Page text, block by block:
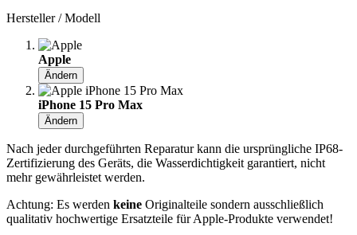
Hersteller / Modell
Apple
Ändern
iPhone 15 Pro Max
Ändern
Nach jeder durchgeführten Reparatur kann die ursprüngliche IP68-
Zertifizierung des Geräts, die Wasserdichtigkeit garantiert, nicht
mehr gewährleistet werden.
Achtung: Es werden keine Originalteile sondern ausschließlich
qualitativ hochwertige Ersatzteile für Apple-Produkte verwendet!